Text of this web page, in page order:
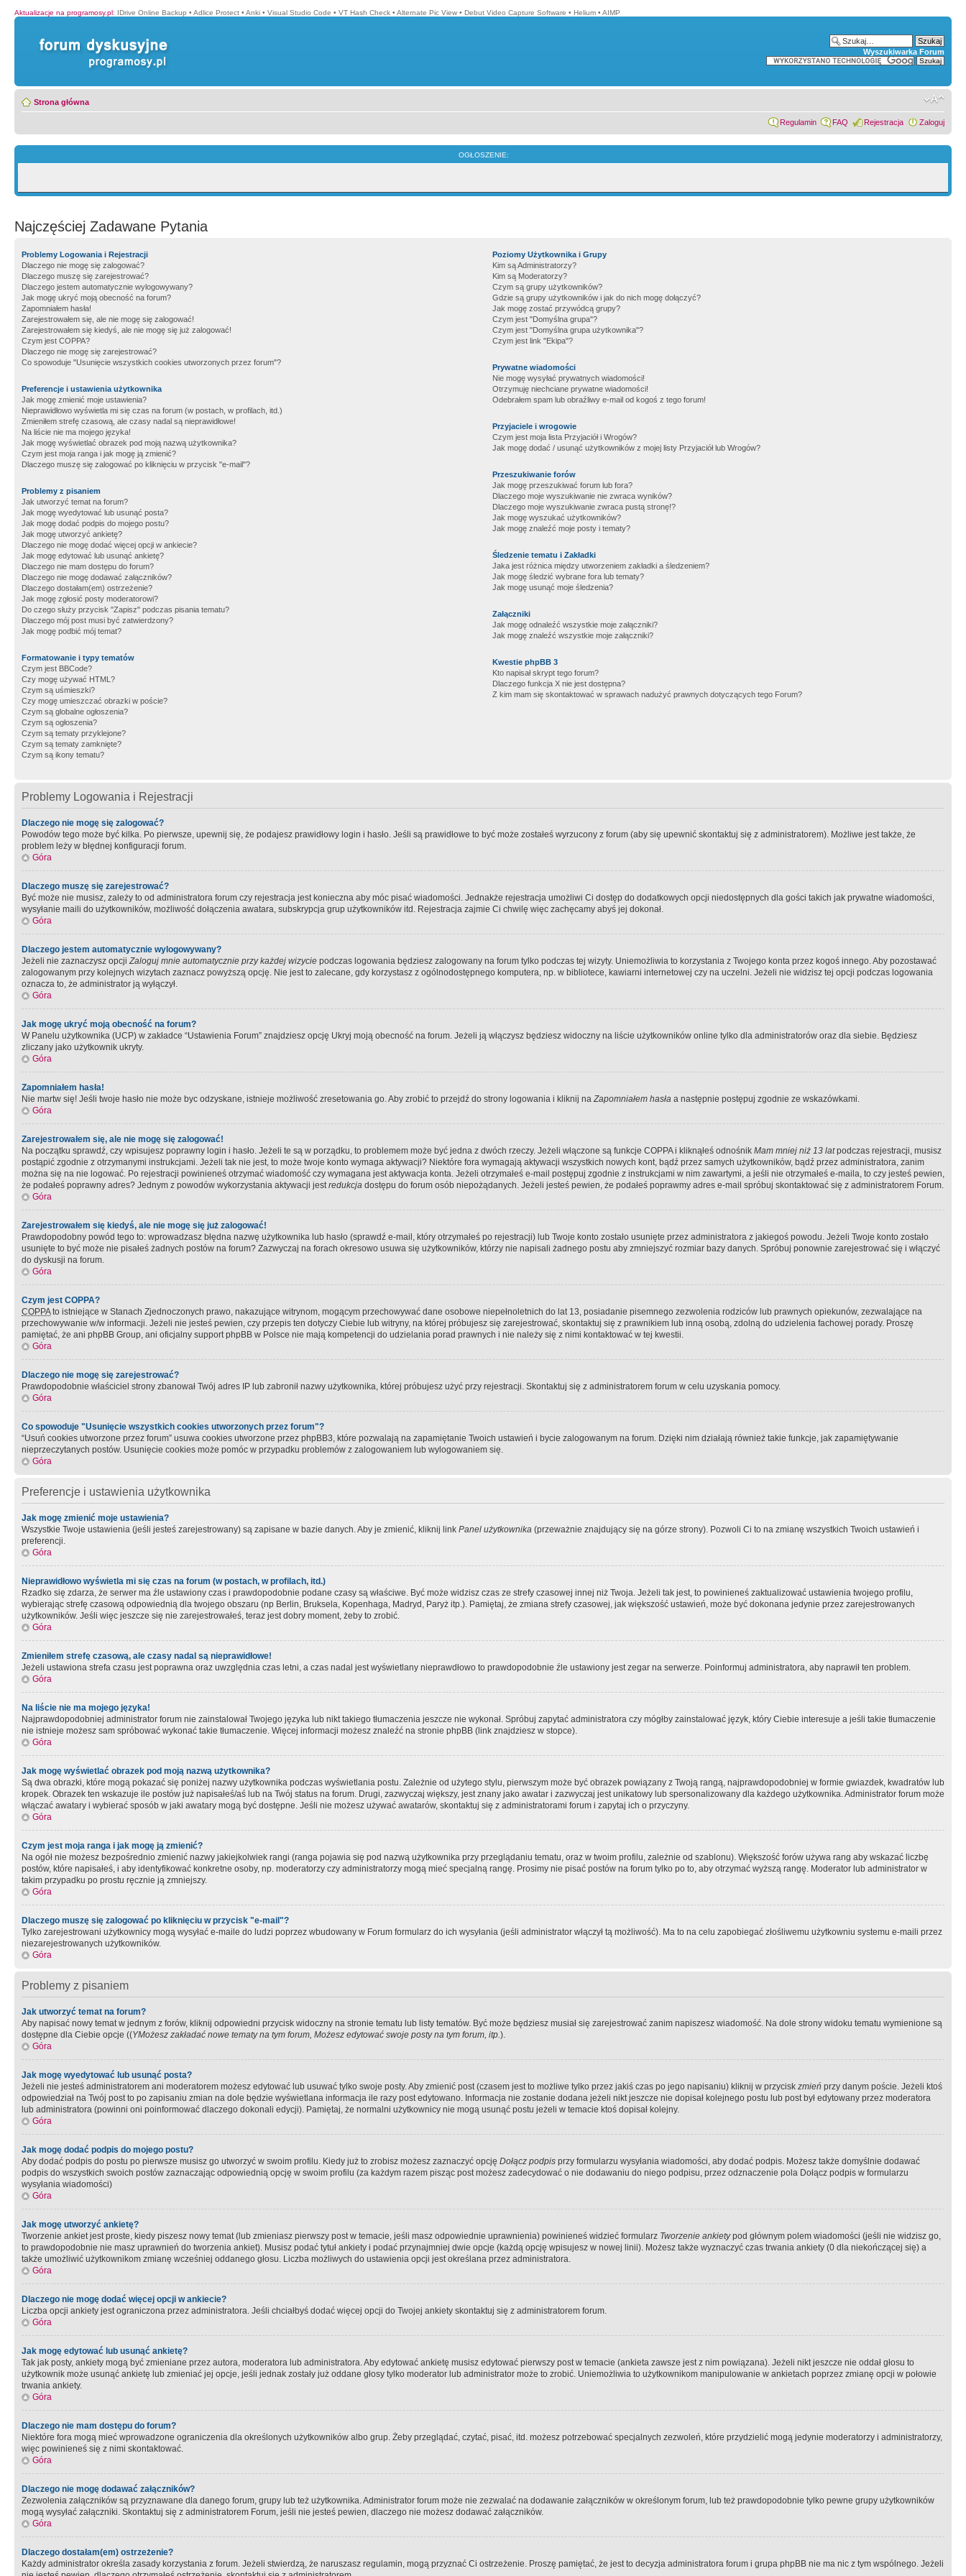
Aktualizacje na programosy.pl: IDrive Online Backup • Adlice Protect • Anki • Visual Studio Code • VT Hash Check • Alternate Pic View • Debut Video Capture Software • Helium • AIMP
Wyszukiwarka Forum
Strona główna
Regulamin FAQ Rejestracja Zaloguj
OGŁOSZENIE:
Najczęściej Zadawane Pytania
Problemy Logowania i Rejestracji
Dlaczego nie mogę się zalogować?
Dlaczego muszę się zarejestrować?
Dlaczego jestem automatycznie wylogowywany?
Jak mogę ukryć moją obecność na forum?
Zapomniałem hasła!
Zarejestrowałem się, ale nie mogę się zalogować!
Zarejestrowałem się kiedyś, ale nie mogę się już zalogować!
Czym jest COPPA?
Dlaczego nie mogę się zarejestrować?
Co spowoduje "Usunięcie wszystkich cookies utworzonych przez forum"?
Preferencje i ustawienia użytkownika
Jak mogę zmienić moje ustawienia?
Nieprawidłowo wyświetla mi się czas na forum (w postach, w profilach, itd.)
Zmieniłem strefę czasową, ale czasy nadal są nieprawidłowe!
Na liście nie ma mojego języka!
Jak mogę wyświetlać obrazek pod moją nazwą użytkownika?
Czym jest moja ranga i jak mogę ją zmienić?
Dlaczego muszę się zalogować po kliknięciu w przycisk "e-mail"?
Problemy z pisaniem
Jak utworzyć temat na forum?
Jak mogę wyedytować lub usunąć posta?
Jak mogę dodać podpis do mojego postu?
Jak mogę utworzyć ankietę?
Dlaczego nie mogę dodać więcej opcji w ankiecie?
Jak mogę edytować lub usunąć ankietę?
Dlaczego nie mam dostępu do forum?
Dlaczego nie mogę dodawać załączników?
Dlaczego dostałam(em) ostrzeżenie?
Jak mogę zgłosić posty moderatorowi?
Do czego służy przycisk "Zapisz" podczas pisania tematu?
Dlaczego mój post musi być zatwierdzony?
Jak mogę podbić mój temat?
Formatowanie i typy tematów
Czym jest BBCode?
Czy mogę używać HTML?
Czym są uśmieszki?
Czy mogę umieszczać obrazki w poście?
Czym są globalne ogłoszenia?
Czym są ogłoszenia?
Czym są tematy przyklejone?
Czym są tematy zamknięte?
Czym są ikony tematu?
Poziomy Użytkownika i Grupy
Kim są Administratorzy?
Kim są Moderatorzy?
Czym są grupy użytkowników?
Gdzie są grupy użytkowników i jak do nich mogę dołączyć?
Jak mogę zostać przywódcą grupy?
Czym jest "Domyślna grupa"?
Czym jest "Domyślna grupa użytkownika"?
Czym jest link "Ekipa"?
Prywatne wiadomości
Nie mogę wysyłać prywatnych wiadomości!
Otrzymuję niechciane prywatne wiadomości!
Odebrałem spam lub obraźliwy e-mail od kogoś z tego forum!
Przyjaciele i wrogowie
Czym jest moja lista Przyjaciół i Wrogów?
Jak mogę dodać / usunąć użytkowników z mojej listy Przyjaciół lub Wrogów?
Przeszukiwanie forów
Jak mogę przeszukiwać forum lub fora?
Dlaczego moje wyszukiwanie nie zwraca wyników?
Dlaczego moje wyszukiwanie zwraca pustą stronę!?
Jak mogę wyszukać użytkowników?
Jak mogę znaleźć moje posty i tematy?
Śledzenie tematu i Zakładki
Jaka jest różnica między utworzeniem zakładki a śledzeniem?
Jak mogę śledzić wybrane fora lub tematy?
Jak mogę usunąć moje śledzenia?
Załączniki
Jak mogę odnaleźć wszystkie moje załączniki?
Jak mogę znaleźć wszystkie moje załączniki?
Kwestie phpBB 3
Kto napisał skrypt tego forum?
Dlaczego funkcja X nie jest dostępna?
Z kim mam się skontaktować w sprawach nadużyć prawnych dotyczących tego Forum?
Problemy Logowania i Rejestracji
Dlaczego nie mogę się zalogować?
Powodów tego może być kilka. Po pierwsze, upewnij się, że podajesz prawidłowy login i hasło. Jeśli są prawidłowe to być może zostałeś wyrzucony z forum (aby się upewnić skontaktuj się z administratorem). Możliwe jest także, że
problem leży w błędnej konfiguracji forum.
Góra
Dlaczego muszę się zarejestrować?
Być może nie musisz, zależy to od administratora forum czy rejestracja jest konieczna aby móc pisać wiadomości. Jednakże rejestracja umożliwi Ci dostęp do dodatkowych opcji niedostępnych dla gości takich jak prywatne wiadomości,
wysyłanie maili do użytkowników, możliwość dołączenia awatara, subskrypcja grup użytkowników itd. Rejestracja zajmie Ci chwilę więc zachęcamy abyś jej dokonał.
Góra
Dlaczego jestem automatycznie wylogowywany?
Jeżeli nie zaznaczysz opcjiZaloguj mnie automatycznie przy każdej wizycie podczas logowania będziesz zalogowany na forum tylko podczas tej wizyty. Uniemożliwia to korzystania z Twojego konta przez kogoś innego. Aby pozostawać
zalogowanym przy kolejnych wizytach zaznacz powyższą opcję. Nie jest to zalecane, gdy korzystasz z ogólnodostępnego komputera, np. w bibliotece, kawiarni internetowej czy na uczelni. Jeżeli nie widzisz tej opcji podczas logowania
oznacza to, że administrator ją wyłączył.
Góra
Jak mogę ukryć moją obecność na forum?
W Panelu użytkownika (UCP) w zakładce “Ustawienia Forum” znajdziesz opcję Ukryj moją obecność na forum. Jeżeli ją włączysz będziesz widoczny na liście użytkowników online tylko dla administratorów oraz dla siebie. Będziesz
zliczany jako użytkownik ukryty.
Góra
Zapomniałem hasła!
Nie martw się! Jeśli twoje hasło nie może byc odzyskane, istnieje możliwość zresetowania go. Aby zrobić to przejdź do strony logowania i kliknij naZapomniałem hasła a następnie postępuj zgodnie ze wskazówkami.
Góra
Zarejestrowałem się, ale nie mogę się zalogować!
Na początku sprawdź, czy wpisujesz poprawny login i hasło. Jeżeli te są w porządku, to problemem może być jedna z dwóch rzeczy. Jeżeli włączone są funkcje COPPA i kliknąłeś odnośnik Mam mniej niż 13 latpodczas rejestracji, musisz
postąpić zgodnie z otrzymanymi instrukcjami. Jeżeli tak nie jest, to może twoje konto wymaga aktywacji? Niektóre fora wymagają aktywacji wszystkich nowych kont, bądź przez samych użytkowników, bądź przez administratora, zanim
można się na nie logować. Po rejestracji powinieneś otrzymać wiadomość czy wymagana jest aktywacja konta. Jeżeli otrzymałeś e-mail postępuj zgodnie z instrukcjami w nim zawartymi, a jeśli nie otrzymałeś e-maila, to czy jesteś pewien,
że podałeś poprawny adres? Jednym z powodów wykorzystania aktywacji jestredukcja dostępu do forum osób niepożądanych. Jeżeli jesteś pewien, że podałeś poprawmy adres e-mail spróbuj skontaktować się z administratorem Forum.
Góra
Zarejestrowałem się kiedyś, ale nie mogę się już zalogować!
Prawdopodobny powód tego to: wprowadzasz błędna nazwę użytkownika lub hasło (sprawdź e-mail, który otrzymałeś po rejestracji) lub Twoje konto zostało usunięte przez administratora z jakiegoś powodu. Jeżeli Twoje konto zostało
usunięte to być może nie pisałeś żadnych postów na forum? Zazwyczaj na forach okresowo usuwa się użytkowników, którzy nie napisali żadnego postu aby zmniejszyć rozmiar bazy danych. Spróbuj ponownie zarejestrować się i włączyć
do dyskusji na forum.
Góra
Czym jest COPPA?
COPPAto istniejące w Stanach Zjednoczonych prawo, nakazujące witrynom, mogącym przechowywać dane osobowe niepełnoletnich do lat 13, posiadanie pisemnego zezwolenia rodziców lub prawnych opiekunów, zezwalające na
przechowywanie w/w informacji. Jeżeli nie jesteś pewien, czy przepis ten dotyczy Ciebie lub witryny, na której próbujesz się zarejestrować, skontaktuj się z prawnikiem lub inną osobą, zdolną do udzielenia fachowej porady. Proszę
pamiętać, że ani phpBB Group, ani oficjalny support phpBB w Polsce nie mają kompetencji do udzielania porad prawnych i nie należy się z nimi kontaktować w tej kwestii.
Góra
Dlaczego nie mogę się zarejestrować?
Prawdopodobnie właściciel strony zbanował Twój adres IP lub zabronił nazwy użytkownika, której próbujesz użyć przy rejestracji. Skontaktuj się z administratorem forum w celu uzyskania pomocy.
Góra
Co spowoduje "Usunięcie wszystkich cookies utworzonych przez forum"?
“Usuń cookies utworzone przez forum” usuwa cookies utworzone przez phpBB3, które pozwalają na zapamiętanie Twoich ustawień i bycie zalogowanym na forum. Dzięki nim działają również takie funkcje, jak zapamiętywanie
nieprzeczytanych postów. Usunięcie cookies może pomóc w przypadku problemów z zalogowaniem lub wylogowaniem się.
Góra
Preferencje i ustawienia użytkownika
Jak mogę zmienić moje ustawienia?
Wszystkie Twoje ustawienia (jeśli jesteś zarejestrowany) są zapisane w bazie danych. Aby je zmienić, kliknij link Panel użytkownika (przeważnie znajdujący się na górze strony). Pozwoli Ci to na zmianę wszystkich Twoich ustawień i
preferencji.
Góra
Nieprawidłowo wyświetla mi się czas na forum (w postach, w profilach, itd.)
Rzadko się zdarza, że serwer ma źle ustawiony czas i prawdopodobnie podane czasy są właściwe. Być może widzisz czas ze strefy czasowej innej niż Twoja. Jeżeli tak jest, to powinieneś zaktualizować ustawienia twojego profilu,
wybierając strefę czasową odpowiednią dla twojego obszaru (np Berlin, Bruksela, Kopenhaga, Madryd, Paryż itp.). Pamiętaj, że zmiana strefy czasowej, jak większość ustawień, może być dokonana jedynie przez zarejestrowanych
użytkowników. Jeśli więc jeszcze się nie zarejestrowałeś, teraz jest dobry moment, żeby to zrobić.
Góra
Zmieniłem strefę czasową, ale czasy nadal są nieprawidłowe!
Jeżeli ustawiona strefa czasu jest poprawna oraz uwzględnia czas letni, a czas nadal jest wyświetlany nieprawdłowo to prawdopodobnie źle ustawiony jest zegar na serwerze. Poinformuj administratora, aby naprawił ten problem.
Góra
Na liście nie ma mojego języka!
Najprawdopodobniej administrator forum nie zainstalował Twojego języka lub nikt takiego tłumaczenia jeszcze nie wykonał. Spróbuj zapytać administratora czy mógłby zainstalować język, który Ciebie interesuje a jeśli takie tłumaczenie
nie istnieje możesz sam spróbować wykonać takie tłumaczenie. Więcej informacji możesz znaleźć na stronie phpBB (link znajdziesz w stopce).
Góra
Jak mogę wyświetlać obrazek pod moją nazwą użytkownika?
Są dwa obrazki, które mogą pokazać się poniżej nazwy użytkownika podczas wyświetlania postu. Zależnie od użytego stylu, pierwszym może być obrazek powiązany z Twoją rangą, najprawdopodobniej w formie gwiazdek, kwadratów lub
kropek. Obrazek ten wskazuje ile postów już napisałeś/aś lub na Twój status na forum. Drugi, zazwyczaj większy, jest znany jako awatar i zazwyczaj jest unikatowy lub spersonalizowany dla każdego użytkownika. Administrator forum może
włączać awatary i wybierać sposób w jaki awatary mogą być dostępne. Jeśli nie możesz używać awatarów, skontaktuj się z administratorami forum i zapytaj ich o przyczyny.
Góra
Czym jest moja ranga i jak mogę ją zmienić?
Na ogół nie możesz bezpośrednio zmienić nazwy jakiejkolwiek rangi (ranga pojawia się pod nazwą użytkownika przy przeglądaniu tematu, oraz w twoim profilu, zależnie od szablonu). Większość forów używa rang aby wskazać liczbę
postów, które napisałeś, i aby identyfikować konkretne osoby, np. moderatorzy czy administratorzy mogą mieć specjalną rangę. Prosimy nie pisać postów na forum tylko po to, aby otrzymać wyższą rangę. Moderator lub administrator w
takim przypadku po prostu ręcznie ją zmniejszy.
Góra
Dlaczego muszę się zalogować po kliknięciu w przycisk "e-mail"?
Tylko zarejestrowani użytkownicy mogą wysyłać e-maile do ludzi poprzez wbudowany w Forum formularz do ich wysyłania (jeśli administrator włączył tą możliwość). Ma to na celu zapobiegać złośliwemu użytkowniu systemu e-maili przez
niezarejestrowanych użytkowników.
Góra
Problemy z pisaniem
Jak utworzyć temat na forum?
Aby napisać nowy temat w jednym z forów, kliknij odpowiedni przycisk widoczny na stronie tematu lub listy tematów. Być może będziesz musiał się zarejestrować zanim napiszesz wiadomość. Na dole strony widoku tematu wymienione są
dostępne dla Ciebie opcje ((YMożesz zakładać nowe tematy na tym forum, Możesz edytować swoje posty na tym forum, itp.).
Góra
Jak mogę wyedytować lub usunąć posta?
Jeżeli nie jesteś administratorem ani moderatorem możesz edytować lub usuwać tylko swoje posty. Aby zmienić post (czasem jest to możliwe tylko przez jakiś czas po jego napisaniu) kliknij w przycisk zmień przy danym poście. Jeżeli ktoś
odpowiedział na Twój post to po zapisaniu zmian na dole będzie wyświetlana informacja ile razy post edytowano. Informacja nie zostanie dodana jeżeli nikt jeszcze nie dopisał kolejnego postu lub post był edytowany przez moderatora
lub administratora (powinni oni poinformować dlaczego dokonali edycji). Pamiętaj, że normalni użytkownicy nie mogą usunąć postu jeżeli w temacie ktoś dopisał kolejny.
Góra
Jak mogę dodać podpis do mojego postu?
Aby dodać podpis do postu po pierwsze musisz go utworzyć w swoim profilu. Kiedy już to zrobisz możesz zaznaczyć opcję Dołącz podpis przy formularzu wysyłania wiadomości, aby dodać podpis. Możesz także domyślnie dodawać
podpis do wszystkich swoich postów zaznaczając odpowiednią opcję w swoim profilu (za każdym razem pisząc post możesz zadecydować o nie dodawaniu do niego podpisu, przez odznaczenie pola Dołącz podpis w formularzu
wysyłania wiadomości)
Góra
Jak mogę utworzyć ankietę?
Tworzenie ankiet jest proste, kiedy piszesz nowy temat (lub zmieniasz pierwszy post w temacie, jeśli masz odpowiednie uprawnienia) powinieneś widzieć formularz Tworzenie ankietypod głównym polem wiadomości (jeśli nie widzisz go,
to prawdopodobnie nie masz uprawnień do tworzenia ankiet). Musisz podać tytuł ankiety i podać przynajmniej dwie opcje (każdą opcję wpisujesz w nowej linii). Możesz także wyznaczyć czas trwania ankiety (0 dla niekończącej się) a
także umożliwić użytkownikom zmianę wcześniej oddanego głosu. Liczba możliwych do ustawienia opcji jest określana przez administratora.
Góra
Dlaczego nie mogę dodać więcej opcji w ankiecie?
Liczba opcji ankiety jest ograniczona przez administratora. Jeśli chciałbyś dodać więcej opcji do Twojej ankiety skontaktuj się z administratorem forum.
Góra
Jak mogę edytować lub usunąć ankietę?
Tak jak posty, ankiety mogą być zmieniane przez autora, moderatora lub administratora. Aby edytować ankietę musisz edytować pierwszy post w temacie (ankieta zawsze jest z nim powiązana). Jeżeli nikt jeszcze nie oddał głosu to
użytkownik może usunąć ankietę lub zmieniać jej opcje, jeśli jednak zostały już oddane głosy tylko moderator lub administrator może to zrobić. Uniemożliwia to użytkownikom manipulowanie w ankietach poprzez zmianę opcji w połowie
trwania ankiety.
Góra
Dlaczego nie mam dostępu do forum?
Niektóre fora mogą mieć wprowadzone ograniczenia dla określonych użytkowników albo grup. Żeby przeglądać, czytać, pisać, itd. możesz potrzebować specjalnych zezwoleń, które przydzielić mogą jedynie moderatorzy i administratorzy,
więc powinieneś się z nimi skontaktować.
Góra
Dlaczego nie mogę dodawać załączników?
Zezwolenia załączników są przyznawane dla danego forum, grupy lub też użytkownika. Administrator forum może nie zezwalać na dodawanie załączników w określonym forum, lub też prawdopodobnie tylko pewne grupy użytkowników
mogą wysyłać załączniki. Skontaktuj się z administratorem Forum, jeśli nie jesteś pewien, dlaczego nie możesz dodawać załączników.
Góra
Dlaczego dostałam(em) ostrzeżenie?
Każdy administrator określa zasady korzystania z forum. Jeżeli stwierdzą, że naruszasz regulamin, mogą przyznać Ci ostrzeżenie. Proszę pamiętać, że jest to decyzja administratora forum i grupa phpBB nie ma nic z tym wspólnego. Jeżeli